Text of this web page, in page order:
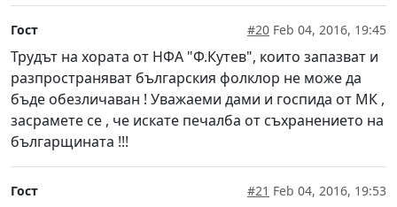
Гост #20 Feb 04, 2016, 19:45
Трудът на хората от НФА "Ф.Кутев", които запазват и
разпространяват българския фолклор не може да
бъде обезличаван ! Уважаеми дами и госпида от МК ,
засрамете се , че искате печалба от съхранението на
българщината !!!
Гост #21 Feb 04, 2016, 19:53